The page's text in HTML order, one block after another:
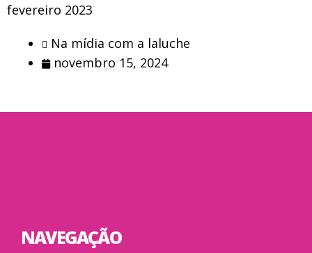
fevereiro 2023
Na mídia com a laluche
novembro 15, 2024
NAVEGAÇÃO